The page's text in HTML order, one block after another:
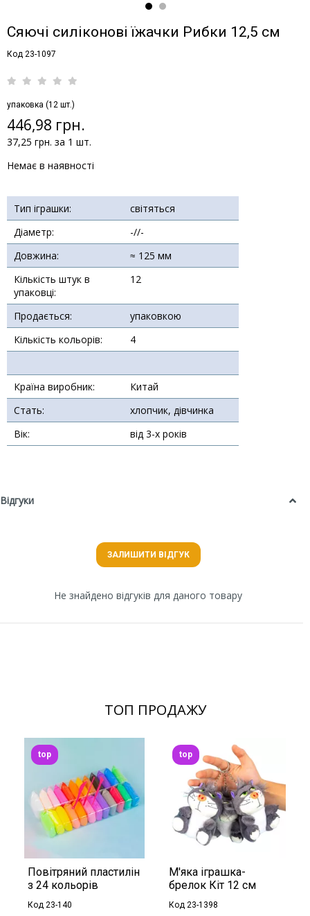
Сяючі силіконові їжачки Рибки 12,5 см
Код 23-1097
упаковка (12 шт.)
446,98 грн.
37,25 грн. за 1 шт.
Немає в наявності
Тип іграшки:
світяться
Діаметр:
-//-
Довжина:
≈ 125 мм
Кількість штук в
упаковці:
12
Продається:
упаковкою
Кількість кольорів:
4
Країна виробник:
Китай
Стать:
хлопчик, дівчинка
Вік:
від 3-х років
Відгуки
ЗАЛИШИТИ ВІДГУК
Не знайдено відгуків для даного товару
ТОП ПРОДАЖУ
Повітряний пластилін
з 24 кольорів
Код 23-140
top
М'яка іграшка-
брелок Кіт 12 см
Код 23-1398
top